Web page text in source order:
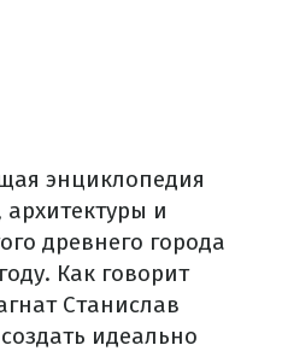
энциклопедия
и
древнего города
Как говорит
Станислав
идеально